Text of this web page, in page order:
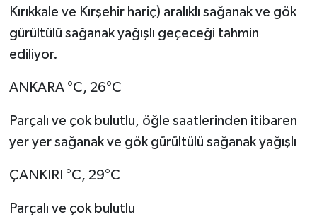
Kırıkkale ve Kırşehir hariç) aralıklı sağanak ve gök
gürültülü sağanak yağışlı geçeceği tahmin
ediliyor.
ANKARA °C, 26°C
Parçalı ve çok bulutlu, öğle saatlerinden itibaren
yer yer sağanak ve gök gürültülü sağanak yağışlı
ÇANKIRI °C, 29°C
Parçalı ve çok bulutlu